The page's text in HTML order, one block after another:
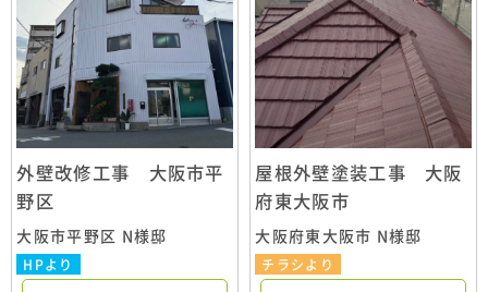
外壁改修工事 大阪市平
野区
大阪市平野区 N様邸
HPより
屋根外壁塗装工事 大阪
府東大阪市
大阪府東大阪市 N様邸
チラシより